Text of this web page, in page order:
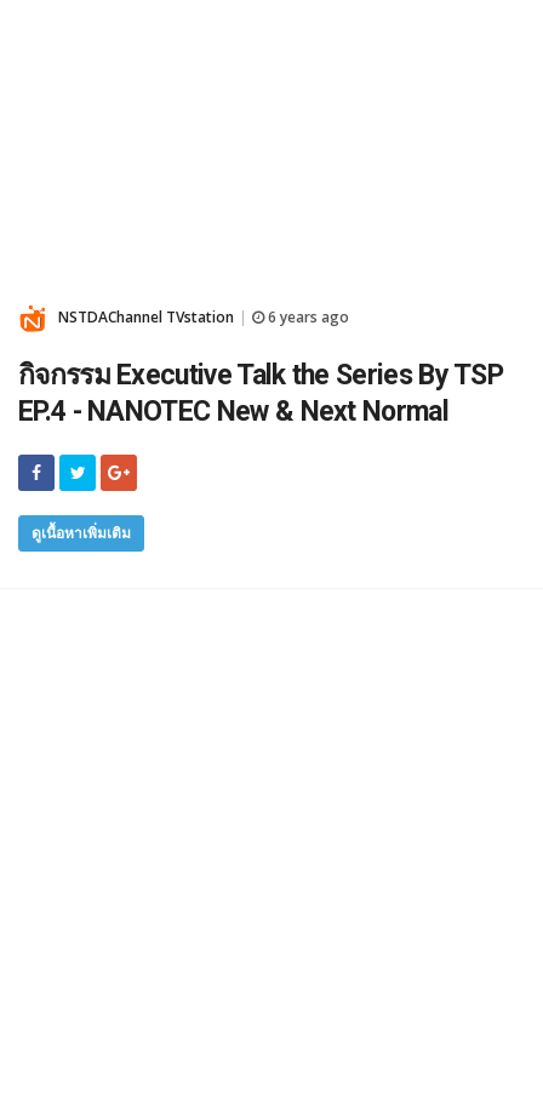
NSTDAChannel TVstation 6 years ago
กิจกรรม Executive Talk the Series By TSP
EP.4 - NANOTEC New & Next Normal
ดูเนื้อหาเพิ่มเติม